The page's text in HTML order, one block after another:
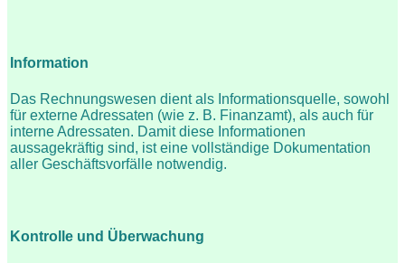
Information
Das Rechnungswesen dient als Informationsquelle, sowohl
für externe Adressaten (wie z. B. Finanzamt), als auch für
interne Adressaten. Damit diese Informationen
aussagekräftig sind, ist eine vollständige Dokumentation
aller Geschäftsvorfälle notwendig.
Kontrolle und Überwachung